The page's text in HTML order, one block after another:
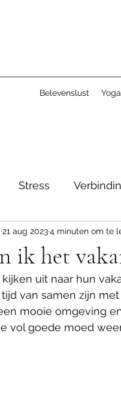
Belevenslust Yoga
Stress
ik het
21 aug 20234 minuten om te
uit naar hun
van samen zijn
mooie omgeving
vol goede moed